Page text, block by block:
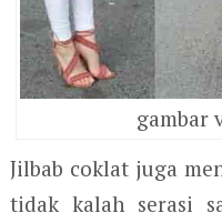
gambar
Jilbab coklat juga
tidak kalah serasi